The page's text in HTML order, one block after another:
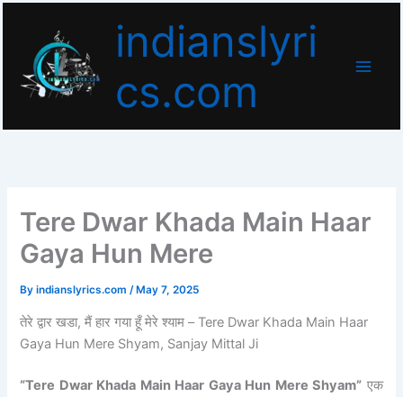
content
indianslyri
cs.com
Tere Dwar Khada Main Haar
Gaya Hun Mere
Byindianslyrics.com/ May 7, 2025
तेरे द्वार खडा, मैं हार गया हूँ मेरे श्याम – Tere Dwar Khada Main Haar
Gaya Hun Mere Shyam, Sanjay Mittal Ji
“Tere Dwar Khada Main Haar Gaya Hun Mere Shyam” एक